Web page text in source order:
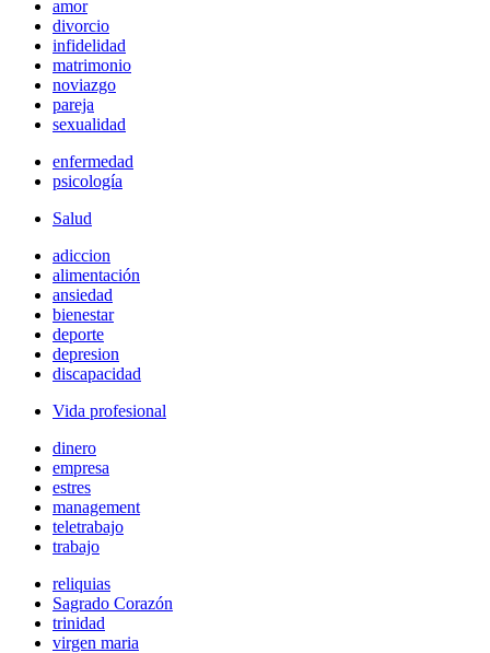
amor
divorcio
infidelidad
matrimonio
noviazgo
pareja
sexualidad
enfermedad
psicología
Salud
adiccion
alimentación
ansiedad
bienestar
deporte
depresion
discapacidad
Vida profesional
dinero
empresa
estres
management
teletrabajo
trabajo
reliquias
Sagrado Corazón
trinidad
virgen maria